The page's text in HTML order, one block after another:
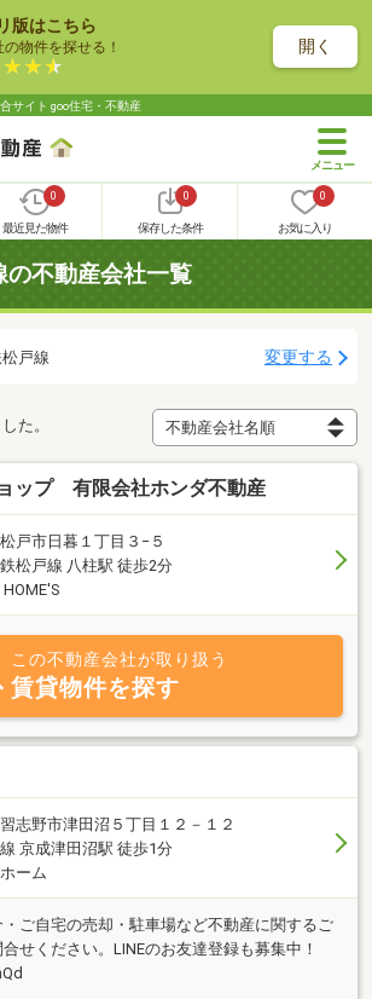
版はこちら
物件を探せる！ 開く
サイト goo住宅・不動産
0
最近見た物件
0
保存した条件
0
お気に入り
の不動産会社一覧
戸線 変更する
た。
ップ 有限会社ホンダ不動産
戸市日暮１丁目３−５
松戸線 八柱駅 徒歩2分
HOME'S
この不動産会社が取り扱う
賃貸物件を探す
志野市津田沼５丁目１２－１２
京成津田沼駅 徒歩1分
ーム
ご自宅の売却・駐車場など不動産に関するご
せください。LINEのお友達登録も募集中！